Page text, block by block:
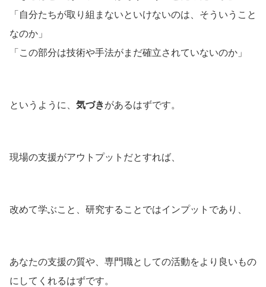
「自分たちが取り組まないといけないのは、そういうこと
なのか」
「この部分は技術や手法がまだ確立されていないのか」
というように、 気づきがあるはずです。
現場の支援がアウトプットだとすれば、
改めて学ぶこと、研究することではインプットであり、
あなたの支援の質や、専門職としての活動をより良いもの
にしてくれるはずです。